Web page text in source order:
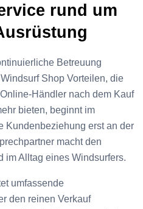
rund um
Betreuung
Shop Vorteilen, die
Händler nach dem Kauf
bieten, beginnt im
Kundenbeziehung erst an der
macht den
im Alltag eines Windsurfers.
umfassende
den reinen Verkauf